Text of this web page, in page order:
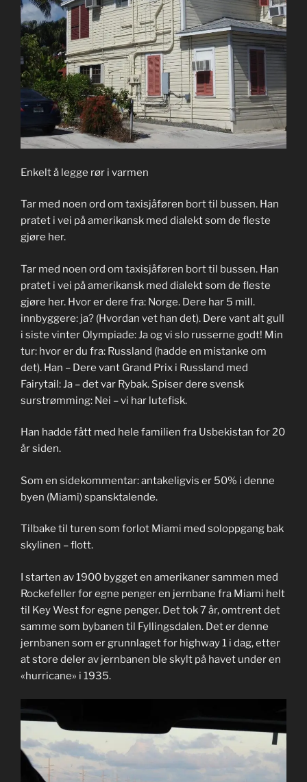
Enkelt å legge rør i varmen
Tar med noen ord om taxisjåføren bort til bussen. Han
pratet i vei på amerikansk med dialekt som de fleste
gjøre her.
Tar med noen ord om taxisjåføren bort til bussen. Han
pratet i vei på amerikansk med dialekt som de fleste
gjøre her. Hvor er dere fra: Norge. Dere har 5 mill.
innbyggere: ja? (Hvordan vet han det). Dere vant alt gull
i siste vinter Olympiade: Ja og vi slo russerne godt! Min
tur: hvor er du fra: Russland (hadde en mistanke om
det). Han – Dere vant Grand Prix i Russland med
Fairytail: Ja – det var Rybak. Spiser dere svensk
surstrømming: Nei – vi har lutefisk.
Han hadde fått med hele familien fra Usbekistan for 20
år siden.
Som en sidekommentar: antakeligvis er 50% i denne
byen (Miami) spansktalende.
Tilbake til turen som forlot Miami med soloppgang bak
skylinen – flott.
I starten av 1900 bygget en amerikaner sammen med
Rockefeller for egne penger en jernbane fra Miami helt
til Key West for egne penger. Det tok 7 år, omtrent det
samme som bybanen til Fyllingsdalen. Det er denne
jernbanen som er grunnlaget for highway 1 i dag, etter
at store deler av jernbanen ble skylt på havet under en
«hurricane» i 1935.